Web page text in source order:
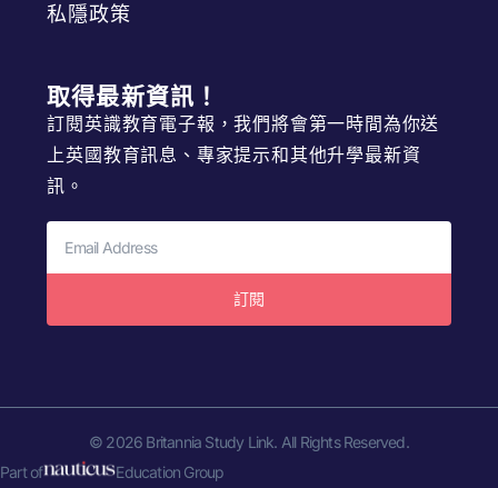
私隱政策
取得最新資訊！
訂閱英識教育電子報，我們將會第一時間為你送
上英國教育訊息、專家提示和其他升學最新資
訊。
訂閱
© 2026 Britannia Study Link. All Rights Reserved.
Part of
Education Group